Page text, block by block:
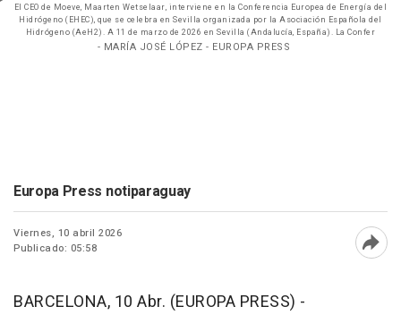
El CEO de Moeve, Maarten Wetselaar, interviene en la Conferencia Europea de Energía del
Hidrógeno (EHEC), que se celebra en Sevilla organizada por la Asociación Española del
Hidrógeno (AeH2). A 11 de marzo de 2026 en Sevilla (Andalucía, España). La Confer
- MARÍA JOSÉ LÓPEZ - EUROPA PRESS
Europa Press notiparaguay
Viernes, 10 abril 2026
Publicado: 05:58
BARCELONA, 10 Abr. (EUROPA PRESS) -